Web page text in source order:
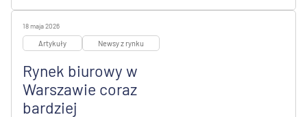
18 maja 2026
Artykuły Newsy z rynku
Rynek biurowy w
Warszawie coraz
bardziej